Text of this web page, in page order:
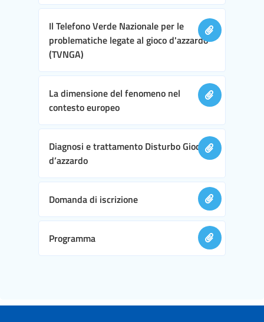
Il Telefono Verde Nazionale per le
problematiche legate al gioco d'azzardo
(TVNGA)
La dimensione del fenomeno nel
contesto europeo
Diagnosi e trattamento Disturbo Gioco
d’azzardo
Domanda di iscrizione
Programma